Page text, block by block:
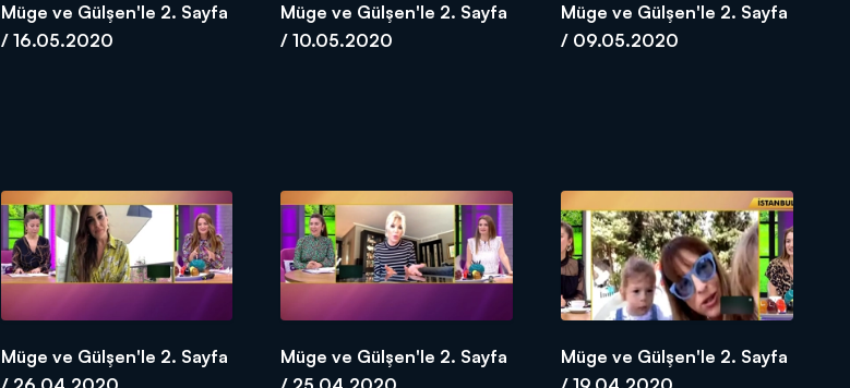
Müge ve Gülşen'le 2. Sayfa
/ 16.05.2020
Müge ve Gülşen'le 2. Sayfa
/ 10.05.2020
Müge ve Gülşen'le 2. Sayfa
/ 09.05.2020
Müge ve Gülşen'le 2. Sayfa
Müge ve Gülşen'le 2. Sayfa
Müge ve Gülşen'le 2. Sayfa